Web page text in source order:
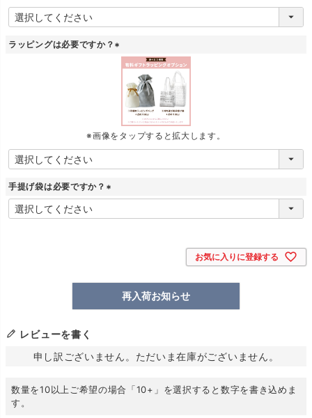
ラッピングは必要ですか？
必
※画像をタップすると拡大します。
手提げ袋は必要ですか？
(
お気に入りに登録する
再入荷お知らせ
レビューを書く
申し訳ございません。ただいま在庫がございません。
数量を10以上ご希望の場合「10+」を選択すると数字を書き込めま
す。